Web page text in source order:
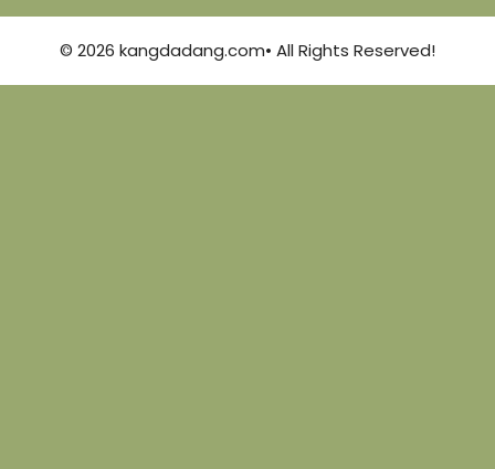
© 2026 kangdadang.com• All Rights Reserved!